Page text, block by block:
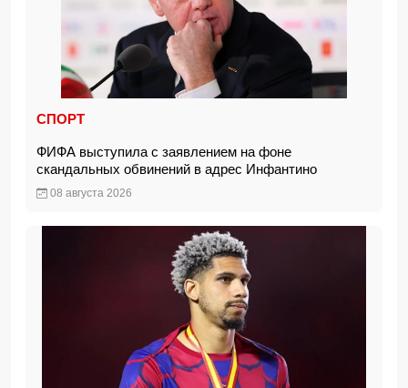
СПОРТ
ФИФА выступила с заявлением на фоне
скандальных обвинений в адрес Инфантино
08 августа 2026